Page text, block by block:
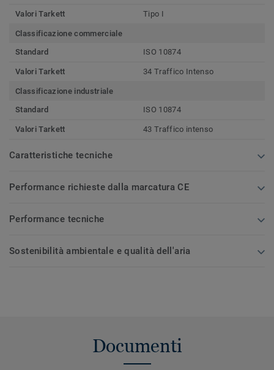
Valori Tarkett Tipo I
Classificazione commerciale
Standard
ISO 10874
Valori Tarkett 34 Traffico Intenso
Classificazione industriale
Standard
ISO 10874
Valori Tarkett 43 Traffico intenso
Caratteristiche tecniche
Performance richieste dalla marcatura CE
Performance tecniche
Sostenibilità ambientale e qualità dell'aria
Documenti